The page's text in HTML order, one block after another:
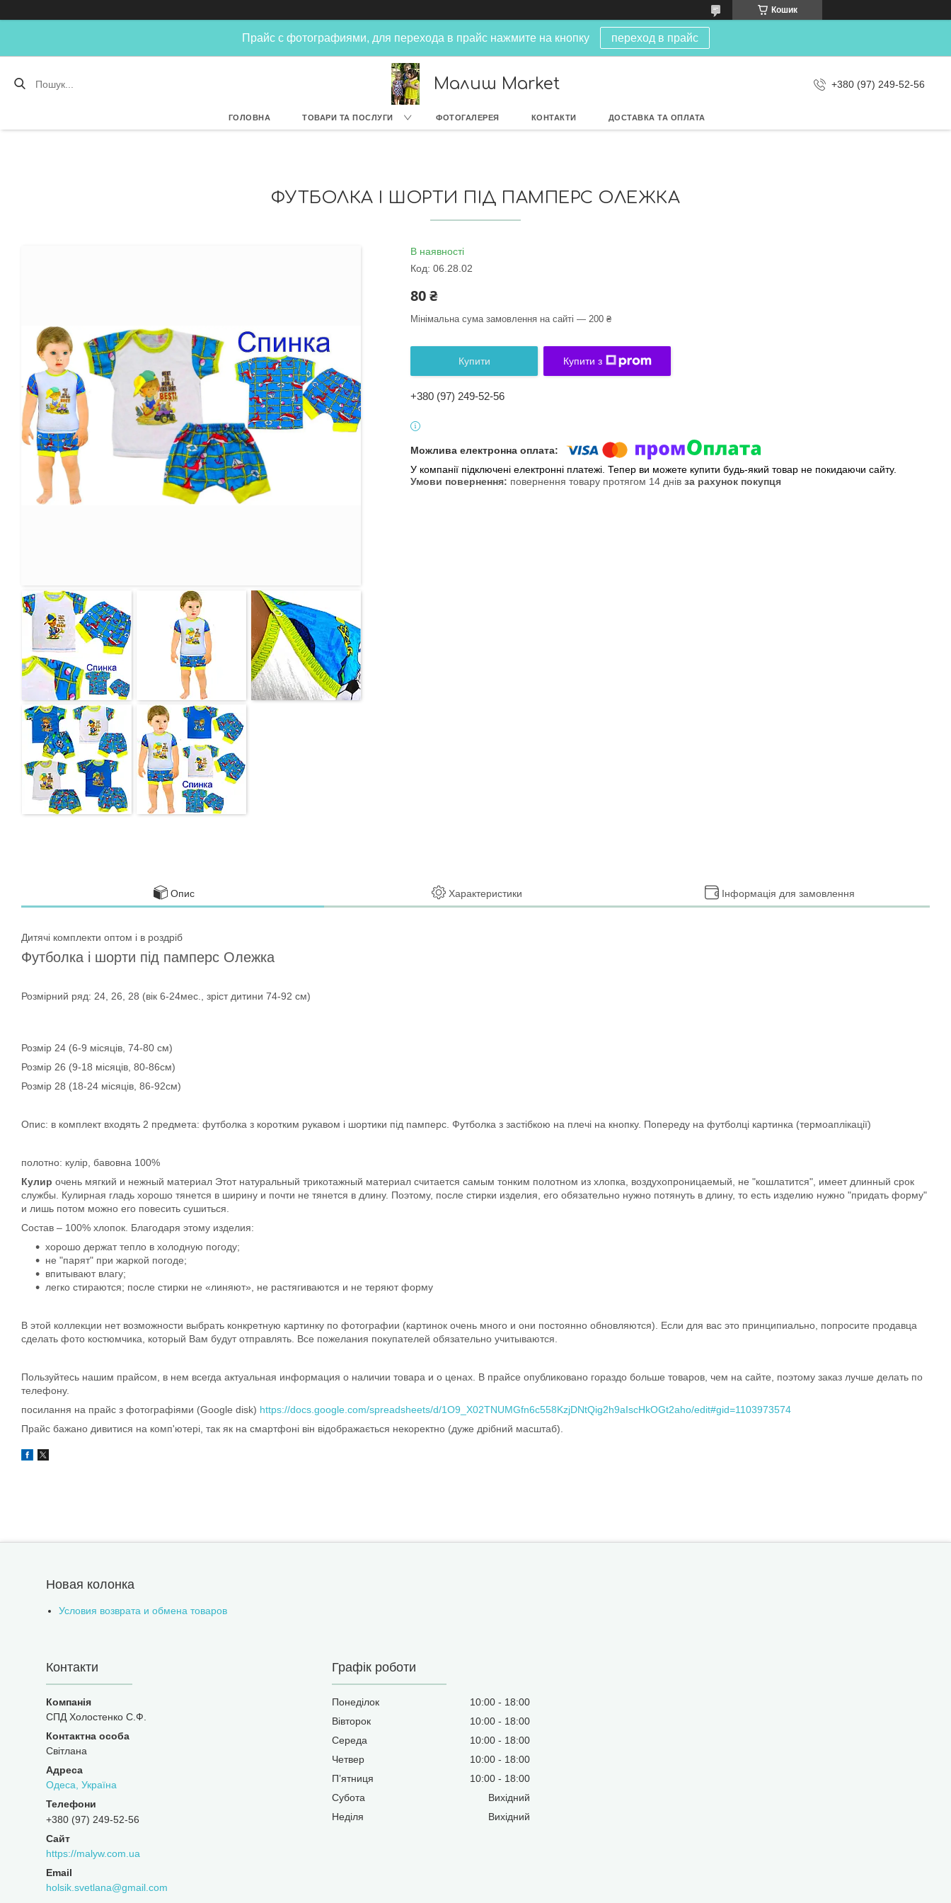
Кошик
Прайс с фотографиями, для перехода в прайс нажмите на кнопку переход в прайс
Малиш Market +380 (97) 249-52-56
ГОЛОВНА ТОВАРИ ТА ПОСЛУГИ ФОТОГАЛЕРЕЯ КОНТАКТИ ДОСТАВКА ТА ОПЛАТА
ФУТБОЛКА І ШОРТИ ПІД ПАМПЕРС ОЛЕЖКА
В наявності
Код: 06.28.02
80 ₴
Мінімальна сума замовлення на сайті — 200 ₴
Купити Купити з
+380 (97) 249-52-56
У компанії підключені електронні платежі. Тепер ви можете купити будь-який товар не покидаючи сайту.
повернення товару протягом 14 днів за рахунок покупця
Опис Характеристики Інформація для замовлення
Дитячі комплекти оптом і в роздріб
Футболка і шорти під памперс Олежка
Розмірний ряд: 24, 26, 28 (вік 6-24мес., зріст дитини 74-92 см)
Розмір 24 (6-9 місяців, 74-80 см)
Розмір 26 (9-18 місяців, 80-86см)
Розмір 28 (18-24 місяців, 86-92см)
Опис: в комплект входять 2 предмета: футболка з коротким рукавом і шортики під памперс. Футболка з застібкою на плечі на кнопку. Попереду на футболці картинка (термоаплікації)
полотно: кулір, бавовна 100%
Кулир очень мягкий и нежный материал Этот натуральный трикотажный материал считается самым тонким полотном из хлопка, воздухопроницаемый, не "кошлатится", имеет длинный срок
службы. Кулирная гладь хорошо тянется в ширину и почти не тянется в длину. Поэтому, после стирки изделия, его обязательно нужно потянуть в длину, то есть изделию нужно "придать форму"
и лишь потом можно его повесить сушиться.
Состав – 100% хлопок. Благодаря этому изделия:
хорошо держат тепло в холодную погоду;
не "парят" при жаркой погоде;
впитывают влагу;
легко стираются; после стирки не «линяют», не растягиваются и не теряют форму
В этой коллекции нет возможности выбрать конкретную картинку по фотографии (картинок очень много и они постоянно обновляются). Если для вас это принципиально, попросите продавца
сделать фото костюмчика, который Вам будут отправлять. Все пожелания покупателей обязательно учитываются.
Пользуйтесь нашим прайсом, в нем всегда актуальная информация о наличии товара и о ценах. В прайсе опубликовано гораздо больше товаров, чем на сайте, поэтому заказ лучше делать по
телефону.
посилання на прайс з фотографіями (Google disk) https://docs.google.com/spreadsheets/d/1O9_X02TNUMGfn6c558KzjDNtQig2h9aIscHkOGt2aho/edit#gid=1103973574
Прайс бажано дивитися на комп'ютері, так як на смартфоні він відображається некоректно (дуже дрібний масштаб).
Новая колонка
Условия возврата и обмена товаров
Контакти
СПД Холостенко С.Ф.
Світлана
Одеса, Україна
+380 (97) 249-52-56
https://malyw.com.ua
holsik.svetlana@gmail.com
Графік роботи
Понеділок 10:00
18:00
Вівторок
10:00
18:00
Середа
10:00
18:00
Четвер
10:00
18:00
Пʼятниця
10:00
18:00
Субота
Вихідний
Неділя
Вихідний